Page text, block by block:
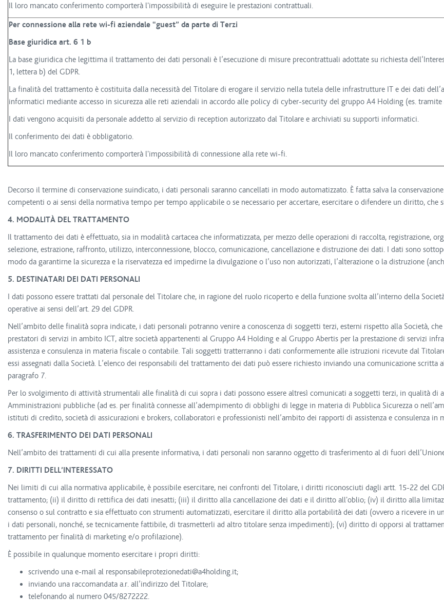
Il loro mancato conferimento comporterà l'impossibilità di eseguire le prestazioni contrattuali.
Per connessione alla rete wi-fi aziendale “guest” da parte di Terzi
Base giuridica art. 6 1 b
La base giuridica che legittima il trattamento dei dati personali è l’esecuzione di misure precontrattuali adottate su richiesta
1, lettera b) del GDPR.
La finalità del trattamento è costituita dalla necessità del Titolare di erogare il servizio nella tutela delle infrastrutture IT e dei dati
informatici mediante accesso in sicurezza alle reti aziendali in accordo alle policy di cyber-security del gruppo A4 Holding (es.
I dati vengono acquisiti da personale addetto al servizio di reception autorizzato dal Titolare e archiviati su supporti informatici.
Il conferimento dei dati è obbligatorio.
Il loro mancato conferimento comporterà l'impossibilità di connessione alla rete wi-fi.
Decorso il termine di conservazione suindicato, i dati personali saranno cancellati in modo automatizzato. È fatta salva la
competenti o ai sensi della normativa tempo per tempo applicabile o se necessario per accertare, esercitare o difendere un diritto,
4. MODALITÀ DEL TRATTAMENTO
Il trattamento dei dati è effettuato, sia in modalità cartacea che informatizzata, per mezzo delle operazioni di raccolta, registrazione,
selezione, estrazione, raffronto, utilizzo, interconnessione, blocco, comunicazione, cancellazione e distruzione dei dati. I dati sono
modo da garantirne la sicurezza e la riservatezza ed impedirne la divulgazione o l’uso non autorizzati, l’alterazione o la distruzione
5. DESTINATARI DEI DATI PERSONALI
I dati possono essere trattati dal personale del Titolare che, in ragione del ruolo ricoperto e della funzione svolta all’interno della
operative ai sensi dell’art. 29 del GDPR.
Nell’ambito delle finalità sopra indicate, i dati personali potranno venire a conoscenza di soggetti terzi, esterni rispetto alla Società,
prestatori di servizi in ambito ICT, altre società appartenenti al Gruppo A4 Holding e al Gruppo Abertis per la prestazione di servizi
assistenza e consulenza in materia fiscale o contabile. Tali soggetti tratterranno i dati conformemente alle istruzioni ricevute dal
essi assegnati dalla Società. L’elenco dei responsabili del trattamento dei dati può essere richiesto inviando una comunicazione
paragrafo 7.
Per lo svolgimento di attività strumentali alle finalità di cui sopra i dati possono essere altresì comunicati a soggetti terzi, in qualità
Amministrazioni pubbliche (ad es. per finalità connesse all’adempimento di obblighi di legge in materia di Pubblica Sicurezza o
istituti di credito, società di assicurazioni e brokers, collaboratori e professionisti nell’ambito dei rapporti di assistenza e consulenza in
6. TRASFERIMENTO DEI DATI PERSONALI
Nell’ambito dei trattamenti di cui alla presente informativa, i dati personali non saranno oggetto di trasferimento al di fuori
7. DIRITTI DELL’INTERESSATO
Nei limiti di cui alla normativa applicabile, è possibile esercitare, nei confronti del Titolare, i diritti riconosciuti dagli artt. 15-22 del
trattamento; (ii) il diritto di rettifica dei dati inesatti; (iii) il diritto alla cancellazione dei dati e il diritto all'oblio; (iv) il diritto alla
consenso o sul contratto e sia effettuato con strumenti automatizzati, esercitare il diritto alla portabilità dei dati (ovvero a ricevere in
i dati personali, nonché, se tecnicamente fattibile, di trasmetterli ad altro titolare senza impedimenti); (vi) diritto di opporsi al
trattamento per finalità di marketing e/o profilazione).
È possibile in qualunque momento esercitare i propri diritti:
scrivendo una e-mail al responsabileprotezionedati@a4holding.it;
inviando una raccomandata a.r. all’indirizzo del Titolare;
telefonando al numero 045/8272222.